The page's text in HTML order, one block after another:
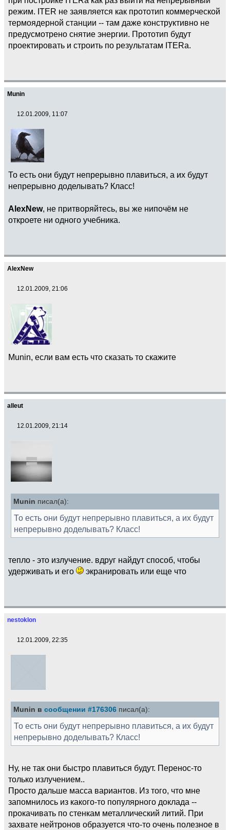
режим. ITER не заявляется как прототип коммерческой
термоядерной станции -- там даже конструктивно не
предусмотрено снятие энергии. Прототип будут
проектировать и строить по результатам ITERа.
Munin
12.01.2009, 11:07
То есть они будут непрерывно плавиться, а их будут
непрерывно доделывать? Класс!
AlexNew, не притворяйтесь, вы же нипочём не
откроете ни одного учебника.
AlexNew
12.01.2009, 21:06
Munin, если вам есть что сказать то скажите
alleut
12.01.2009, 21:14
Munin писал(а):
То есть они будут непрерывно плавиться, а их будут
непрерывно доделывать? Класс!
тепло - это излучение. вдруг найдут способ, чтобы
удерживать и его
экранировать или еще что
nestoklon
12.01.2009, 22:35
Munin в сообщении #176306 писал(а):
То есть они будут непрерывно плавиться, а их будут
непрерывно доделывать? Класс!
Ну, не так они быстро плавиться будут. Перенос-то
только излучением..
Просто дальше масса вариантов. Из того, что мне
запомнилось из какого-то популярного доклада --
прокачивать по стенкам металлический литий. При
захвате нейтронов образуется что-то очень полезное в